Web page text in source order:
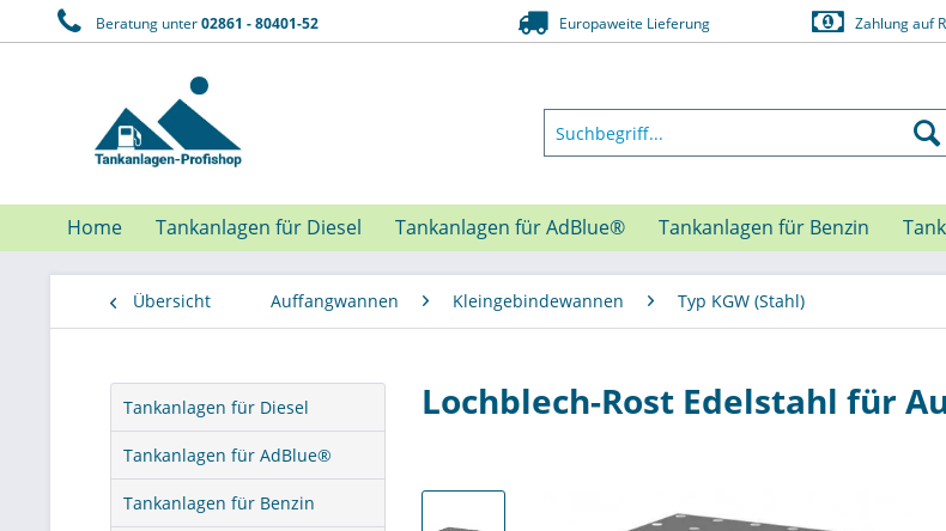
Beratung unter02861 - 80401-52 Europaweite Lieferung Zahlung auf
Home Tankanlagen für Diesel Tankanlagen für AdBlue® Tankanlagen für Benzin
Übersicht Auffangwannen Kleingebindewannen Typ KGW (Stahl)
Tankanlagen für Diesel
Tankanlagen für AdBlue®
Tankanlagen für Benzin
Lochblech-Rost Edelstahl für